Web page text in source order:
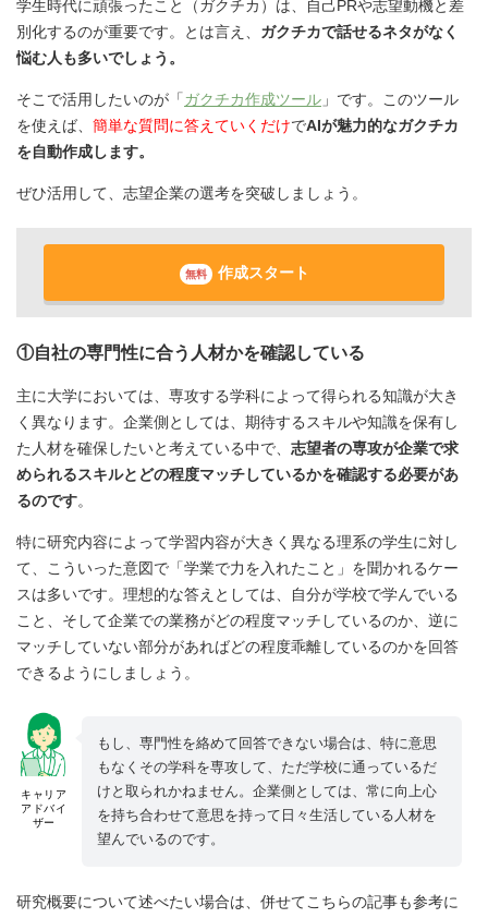
学生時代に頑張ったこと（ガクチカ）は、自己PRや志望動機と差
別化するのが重要です。とは言え、 ガクチカで話せるネタがなく
悩む人も多いでしょう。
そこで活用したいのが「ガクチカ作成ツール 」です。このツール
を使えば、 簡単な質問に答えていくだけでAIが魅力的なガクチカ
を自動作成します。
ぜひ活用して、志望企業の選考を突破しましょう。
無料 作成スタート
①自社の専門性に合う人材かを確認している
主に大学においては、専攻する学科によって得られる知識が大き
く異なります。企業側としては、期待するスキルや知識を保有し
た人材を確保したいと考えている中で、 志望者の専攻が企業で求
められるスキルとどの程度マッチしているかを確認する必要があ
るのです。
特に研究内容によって学習内容が大きく異なる理系の学生に対し
て、こういった意図で「学業で力を入れたこと」を聞かれるケー
スは多いです。理想的な答えとしては、自分が学校で学んでいる
こと、そして企業での業務がどの程度マッチしているのか、逆に
マッチしていない部分があればどの程度乖離しているのかを回答
できるようにしましょう。
キャリア
アドバイ
ザー
もし、専門性を絡めて回答できない場合は、特に意思
もなくその学科を専攻して、ただ学校に通っているだ
けと取られかねません。企業側としては、常に向上心
を持ち合わせて意思を持って日々生活している人材を
望んでいるのです。
研究概要について述べたい場合は、併せてこちらの記事も参考に